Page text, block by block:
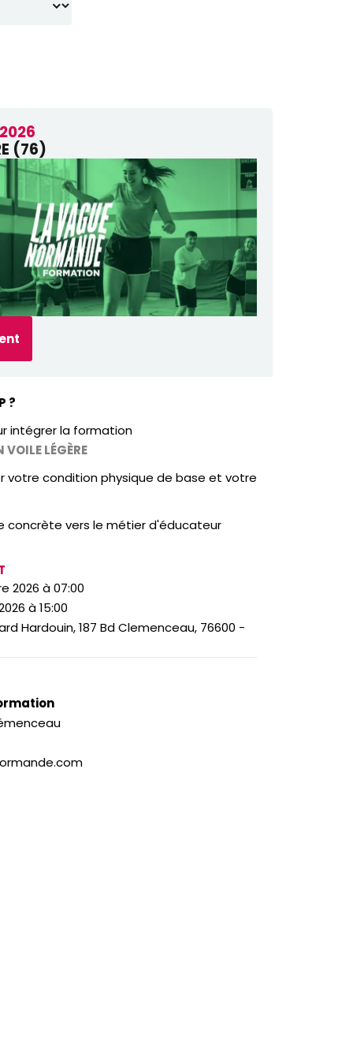
(76)
?
intégrer la formation
LÉGÈRE
votre condition physique de base et votre
concrète vers le métier d'éducateur
2026 à 07:00
à 15:00
Hardouin, 187 Bd Clemenceau, 76600 -